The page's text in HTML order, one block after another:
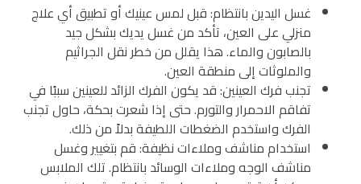
غسل اليدين بانتظام: قبل لمس عينيك أو تطبيق أي علاج
منزلي على العين، تأكد من غسل يديك بشكل جيد
بالصابون والماء. هذا يقلل من خطر نقل الجراثيم
والملوثات إلى منطقة العين.
تجنب فرك العينين: قد يكون الفرك الزائد للعينين سببًا في
تفاقم الاحمرار والتورم. حتى إذا شعرت بحكة، حاول تجنب
الفرك واستخدم الضغطات اللطيفة بدلاً من ذلك.
استخدام مناشف وملاءات نظيفة: قم بتغيير وغسل
مناشف الوجه وملاءات الوسائد بانتظام. تلك الملابس